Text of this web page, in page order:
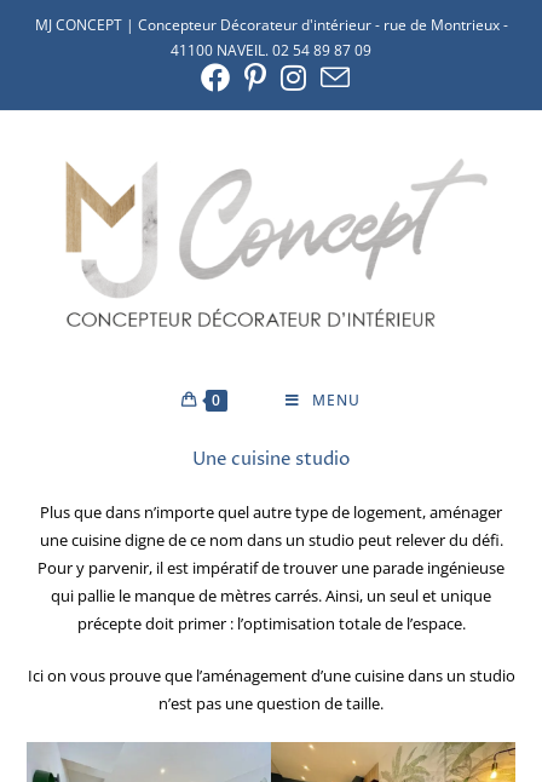
MJ CONCEPT | Concepteur Décorateur d'intérieur - rue de Montrieux -
41100 NAVEIL. 02 54 89 87 09
0 MENU
Une cuisine studio
Plus que dans n’importe quel autre type de logement, aménager
une cuisine digne de ce nom dans un studio peut relever du défi.
Pour y parvenir, il est impératif de trouver une parade ingénieuse
qui pallie le manque de mètres carrés. Ainsi, un seul et unique
précepte doit primer : l’optimisation totale de l’espace.
Ici on vous prouve que l’aménagement d’une cuisine dans un studio
n’est pas une question de taille.